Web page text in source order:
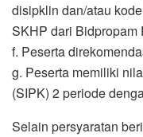
disipklin dan/atau
SKHP dari Bidpropam
f. Peserta
g. Peserta memiliki
(SIPK) 2 periode
Selain persyaratan